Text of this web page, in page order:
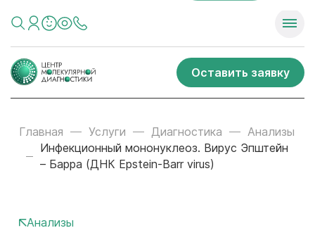
Оставить заявку
Главная Услуги Диагностика
Анализы
Инфекционный мононуклеоз. Вирус Эпштейн
– Барра (ДНК Epstein-Barr virus)
Анализы